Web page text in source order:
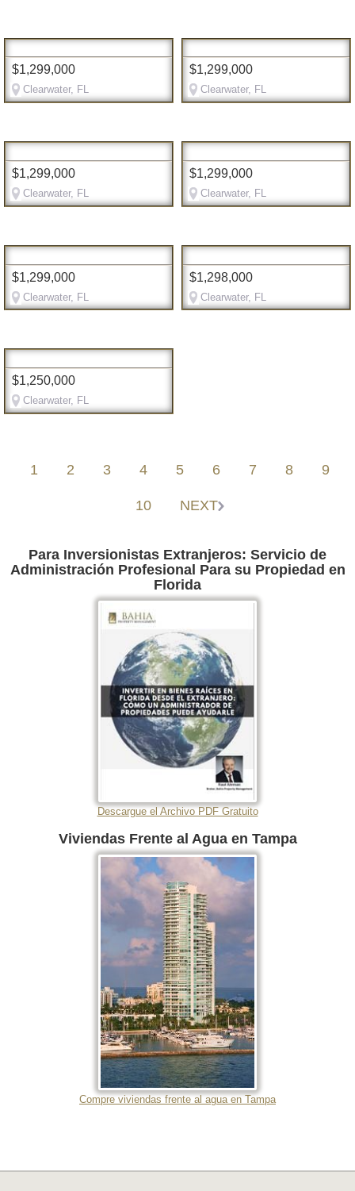
$1,299,000
Clearwater, FL
$1,299,000
Clearwater, FL
$1,299,000
Clearwater, FL
$1,299,000
Clearwater, FL
$1,299,000
Clearwater, FL
$1,298,000
Clearwater, FL
$1,250,000
Clearwater, FL
1 2 3 4 5 6 7 8 9
10 NEXT
Para Inversionistas Extranjeros: Servicio de
Administración Profesional Para su Propiedad en
Florida
Descargue el Archivo PDF Gratuito
Viviendas Frente al Agua en Tampa
Compre viviendas frente al agua en Tampa